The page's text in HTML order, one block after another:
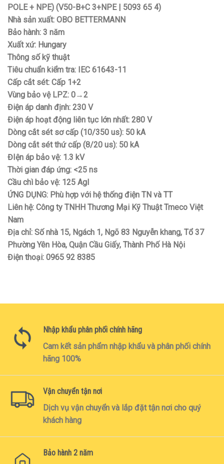
POLE + NPE) (V50-B+C 3+NPE | 5093 65 4)
Nhà sản xuất: OBO BETTERMANN
Bảo hành: 3 năm
Xuất xứ: Hungary
Thông số kỹ thuật
Tiêu chuẩn kiểm tra: IEC 61643-11
Cấp cắt sét: Cấp 1+2
Vùng bảo vệ LPZ: 0→2
Điện áp danh định: 230 V
Điện áp hoạt động liên tục lớn nhất: 280 V
Dòng cắt sét sơ cấp (10/350 us): 50 kA
Dòng cắt sét thứ cấp (8/20 us): 50 kA
ĐIện áp bảo vệ: 1.3 kV
Thời gian đáp ứng: <25 ns
Cầu chì bảo vệ: 125 Agl
ỨNG DỤNG: Phù hợp với hệ thống điện TN và TT
Liên hệ: Công ty TNHH Thương Mại Kỹ Thuật Tmeco Việt
Nam
Địa chỉ: Số nhà 15, Ngách 1, Ngõ 83 Nguyễn khang, Tổ 37
Phường Yên Hòa, Quận Cầu Giấy, Thành Phố Hà Nội
Điện thoại: 0965 92 8385
Nhập khẩu phân phối chính hãng
Cam kết sản phẩm nhập khẩu và phân phối chính
hãng 100%
Vận chuyển tận nơi
Dịch vụ vận chuyển và lắp đặt tận nơi cho quý
khách hàng
Bảo hành 2 năm